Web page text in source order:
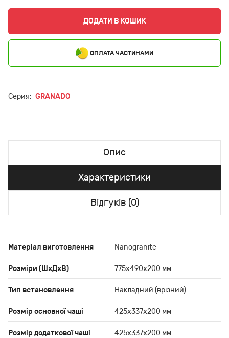
ДОДАТИ В КОШИК
ОПЛАТА ЧАСТИНАМИ
Серия: GRANADO
Опис
Характеристики
Відгуків (0)
Матеріал виготовлення Nanogranite
Розміри (ШхДхВ) 775x490x200 мм
Тип встановлення Накладний (врізний)
Розмір основної чаші 425x337x200 мм
Розмір додаткової чаші 425x337x200 мм